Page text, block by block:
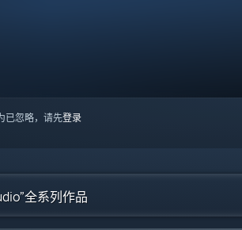
已忽略，请先登录
全系列作品